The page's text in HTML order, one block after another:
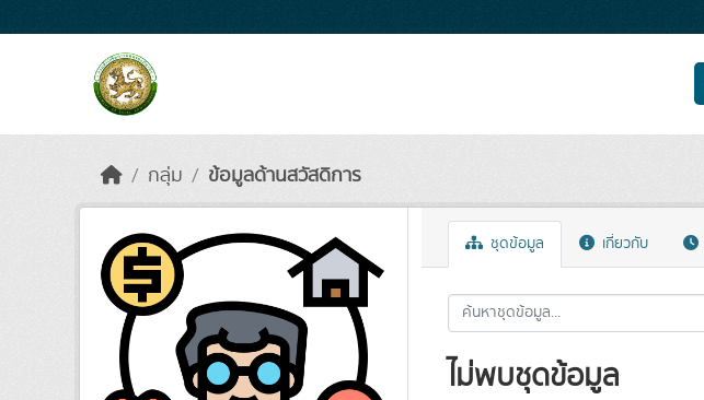
กลุ่ม ข้อมูลด้านสวัสดิการ
ชุดข้อมูล เกี่ยวกับ
ไม่พบชุดข้อมูล